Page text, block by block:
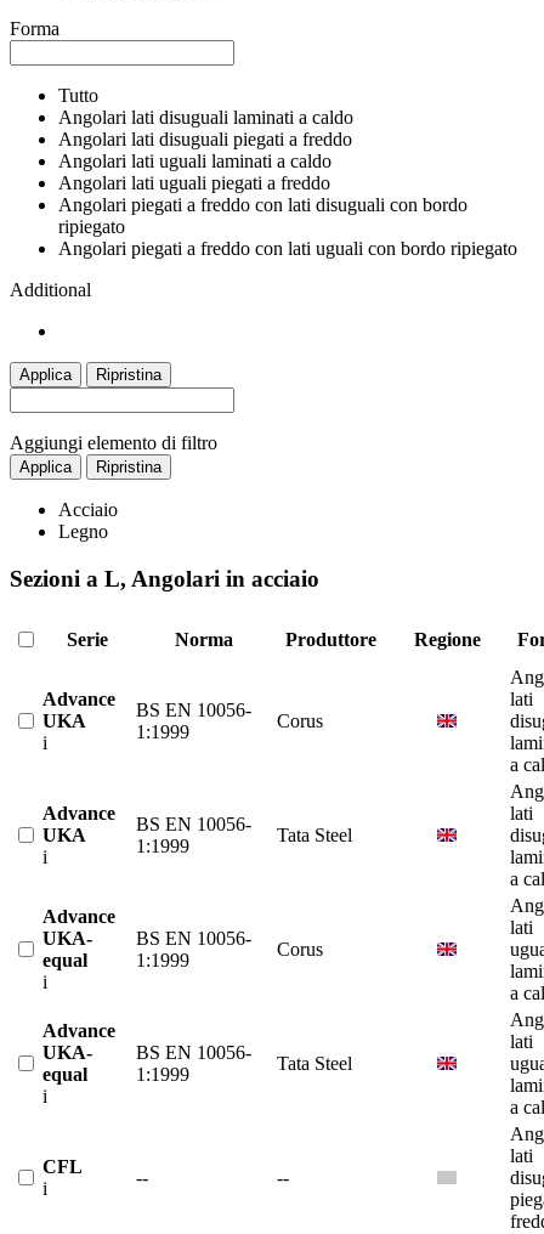
Forma
Tutto
Angolari lati disuguali laminati a caldo
Angolari lati disuguali piegati a freddo
Angolari lati uguali laminati a caldo
Angolari lati uguali piegati a freddo
Angolari piegati a freddo con lati disuguali con bordo
ripiegato
Angolari piegati a freddo con lati uguali con bordo ripiegato
Additional
Applica Ripristina
Aggiungi elemento di filtro
Applica Ripristina
Acciaio
Legno
Sezioni a L, Angolari in acciaio
Serie Norma Produttore Regione
Advance
UKA
i
BS EN 10056-
1:1999
Corus
lati
a
Advance
UKA
i
BS EN 10056-
1:1999
Tata Steel
lati
a
Advance
UKA-
equal
i
BS EN 10056-
1:1999
Corus
lati
a
Advance
UKA-
equal
i
BS EN 10056-
1:1999
Tata Steel
lati
a
CFL
i
-- --
lati